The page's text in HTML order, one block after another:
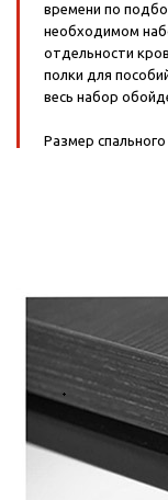
времени по
необходимом
отдельности
полки для
весь набор
Размер